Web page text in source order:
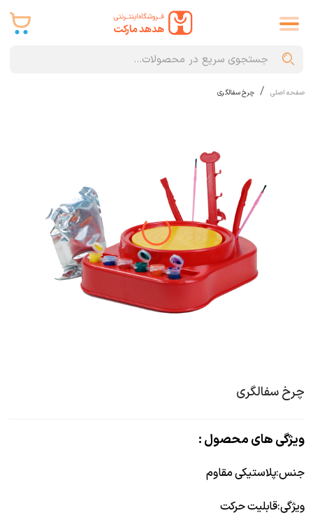
صفحه اصلی چرخ سفالگری
چرخ سفالگری
ویژگی های محصول :
جنس:پلاستیکی مقاوم
ویژگی:قابلیت حرکت